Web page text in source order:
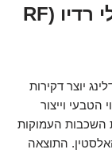
הגדולה: מיקרונידלינג עם גלי רדיו (RF
יוצר דקירות
הטבעי וייצור
השכבות העמוקות
התוצאה